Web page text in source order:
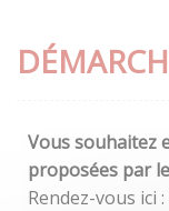
Vous souhaitez
proposées par
Rendez-vous ici :